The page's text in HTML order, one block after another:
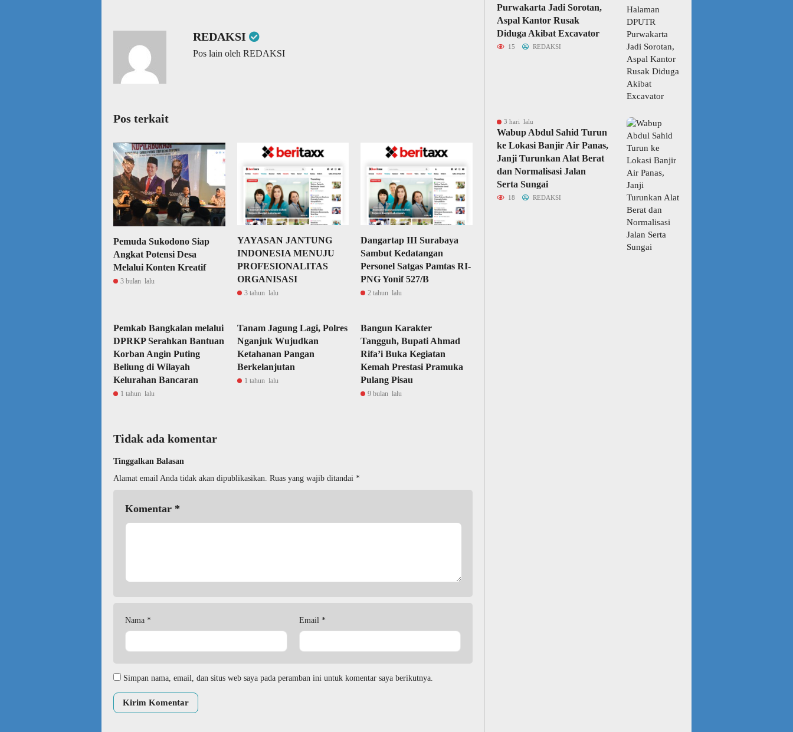
REDAKSI
Pos lain oleh REDAKSI
Pos terkait
Pemuda Sukodono Siap
Angkat Potensi Desa
Melalui Konten Kreatif
3 bulan lalu
YAYASAN JANTUNG
INDONESIA MENUJU
PROFESIONALITAS
ORGANISASI
3 tahun lalu
Dangartap III Surabaya
Sambut Kedatangan
Personel Satgas Pamtas RI-
PNG Yonif 527/B
2 tahun lalu
Pemkab Bangkalan melalui
DPRKP Serahkan Bantuan
Korban Angin Puting
Beliung di Wilayah
Kelurahan Bancaran
1 tahun lalu
Tanam Jagung Lagi, Polres
Nganjuk Wujudkan
Ketahanan Pangan
Berkelanjutan
1 tahun lalu
Bangun Karakter
Tangguh, Bupati Ahmad
Rifa’i Buka Kegiatan
Kemah Prestasi Pramuka
Pulang Pisau
9 bulan lalu
Tidak ada komentar
Tinggalkan Balasan
Alamat email Anda tidak akan dipublikasikan. Ruas yang wajib ditandai *
Komentar *
Nama * Email *
Simpan nama, email, dan situs web saya pada peramban ini untuk komentar saya berikutnya.
Purwakarta Jadi Sorotan,
Aspal Kantor Rusak
Diduga Akibat Excavator
15 REDAKSI
3 hari lalu
Wabup Abdul Sahid Turun
ke Lokasi Banjir Air Panas,
Janji Turunkan Alat Berat
dan Normalisasi Jalan
Serta Sungai
18 REDAKSI